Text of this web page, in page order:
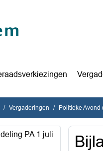
Vergaderingen Politieke
PA 1 juli